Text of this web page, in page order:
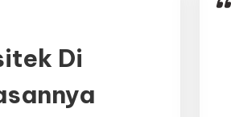
Di